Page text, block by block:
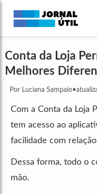
Conta da Loja
Melhores
Por Luciana Sampaio•
Com a Conta da Loja
tem acesso ao
facilidade com
Dessa forma, todo o
mão.